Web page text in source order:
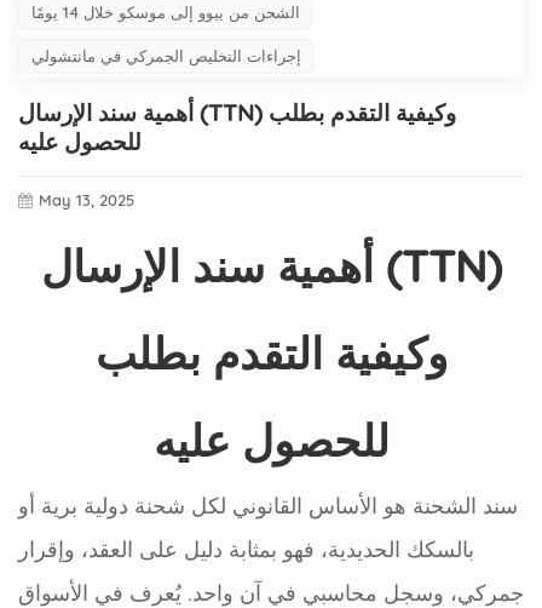
الشحن من ييوو إلى موسكو خلال 14 يومًا
إجراءات التخليص الجمركي في مانتشولي
أهمية سند الإرسال (TTN) وكيفية التقدم بطلب
للحصول عليه
May 13, 2025
أهمية سند الإرسال (TTN)
وكيفية التقدم بطلب
للحصول عليه
سند الشحنة هو الأساس القانوني لكل شحنة دولية برية أو
بالسكك الحديدية، فهو بمثابة دليل على العقد، وإقرار
جمركي، وسجل محاسبي في آن واحد. يُعرف في الأسواق